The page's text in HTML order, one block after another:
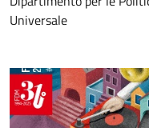
Universale